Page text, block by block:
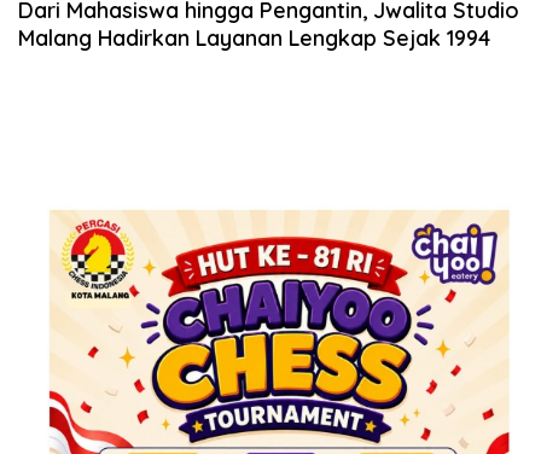
Dari Mahasiswa hingga Pengantin, Jwalita Studio
Malang Hadirkan Layanan Lengkap Sejak 1994